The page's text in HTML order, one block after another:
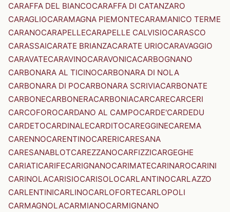
CARAFFA DEL BIANCOCARAFFA DI CATANZARO
CARAGLIOCARAMAGNA PIEMONTECARAMANICO TERME
CARANOCARAPELLECARAPELLE CALVISIOCARASCO
CARASSAICARATE BRIANZACARATE URIOCARAVAGGIO
CARAVATECARAVINOCARAVONICACARBOGNANO
CARBONARA AL TICINOCARBONARA DI NOLA
CARBONARA DI POCARBONARA SCRIVIACARBONATE
CARBONECARBONERACARBONIACARCARECARCERI
CARCOFOROCARDANO AL CAMPOCARDE'CARDEDU
CARDETOCARDINALECARDITOCAREGGINECAREMA
CARENNOCARENTINOCARERICARESANA
CARESANABLOTCAREZZANOCARFIZZICARGEGHE
CARIATICARIFECARIGNANOCARIMATECARINAROCARINI
CARINOLACARISIOCARISOLOCARLANTINOCARLAZZO
CARLENTINICARLINOCARLOFORTECARLOPOLI
CARMAGNOLACARMIANOCARMIGNANO